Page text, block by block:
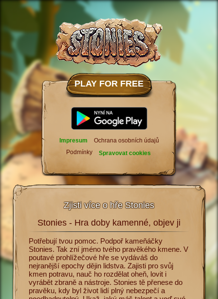
PLAY FOR FREE
Impresum
Ochrana osobních údajů
Podmínky
Spravovat cookies
Zjisti více o hře Stonies
je
doby
Stonies - Hra doby kamenné, objev ji
Potřebují tvou pomoc. Podpoř kameňáčky
Stonies. Tak zní jméno tvého pravěkého kmene. V
poutavé prohlížečové hře se vydáváš do
nejranější epochy dějin lidstva. Zajisti pro svůj
kmen potravu, nauč ho rozdělat oheň, lovit i
vyrábět zbraně a nástroje. Stonies tě přenese do
pravěku, kdy byl život lidí plný nebezpečí a
doby
Učíš
pro